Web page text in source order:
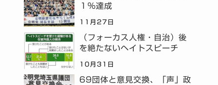
１％達成
11月27日
（フォーカス人権・自治）後
を絶たないヘイトスピーチ
10月31日
69団体と意見交換、「声」政